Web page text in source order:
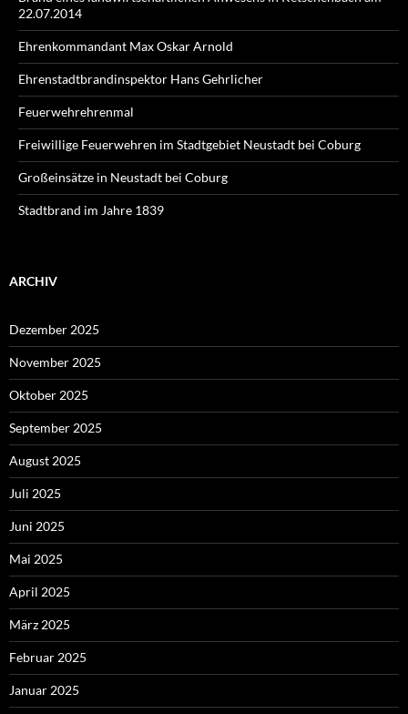
22.07.2014
Ehrenkommandant Max Oskar Arnold
Ehrenstadtbrandinspektor Hans Gehrlicher
Feuerwehrehrenmal
Freiwillige Feuerwehren im Stadtgebiet Neustadt bei Coburg
Großeinsätze in Neustadt bei Coburg
Stadtbrand im Jahre 1839
ARCHIV
Dezember 2025
November 2025
Oktober 2025
September 2025
August 2025
Juli 2025
Juni 2025
Mai 2025
April 2025
März 2025
Februar 2025
Januar 2025